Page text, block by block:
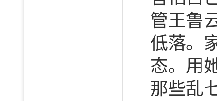
管王鲁
低落。
态。用
那些乱